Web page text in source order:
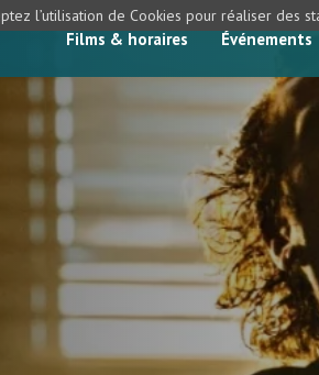
Films & horaires Événements
l’utilisation de Cookies pour réaliser des